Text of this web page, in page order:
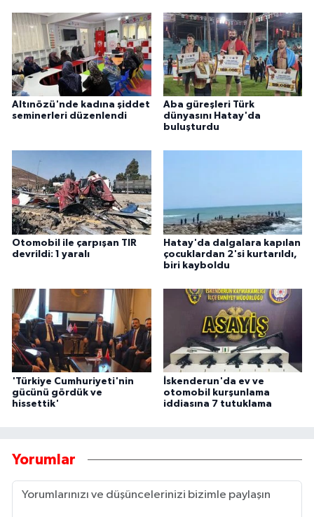
Altınözü'nde kadına şiddet
seminerleri düzenlendi
Aba güreşleri Türk
dünyasını Hatay'da
buluşturdu
Otomobil ile çarpışan TIR
devrildi: 1 yaralı
Hatay'da dalgalara kapılan
çocuklardan 2'si kurtarıldı,
biri kayboldu
'Türkiye Cumhuriyeti'nin
gücünü gördük ve
hissettik'
İskenderun'da ev ve
otomobil kurşunlama
iddiasına 7 tutuklama
Yorumlar